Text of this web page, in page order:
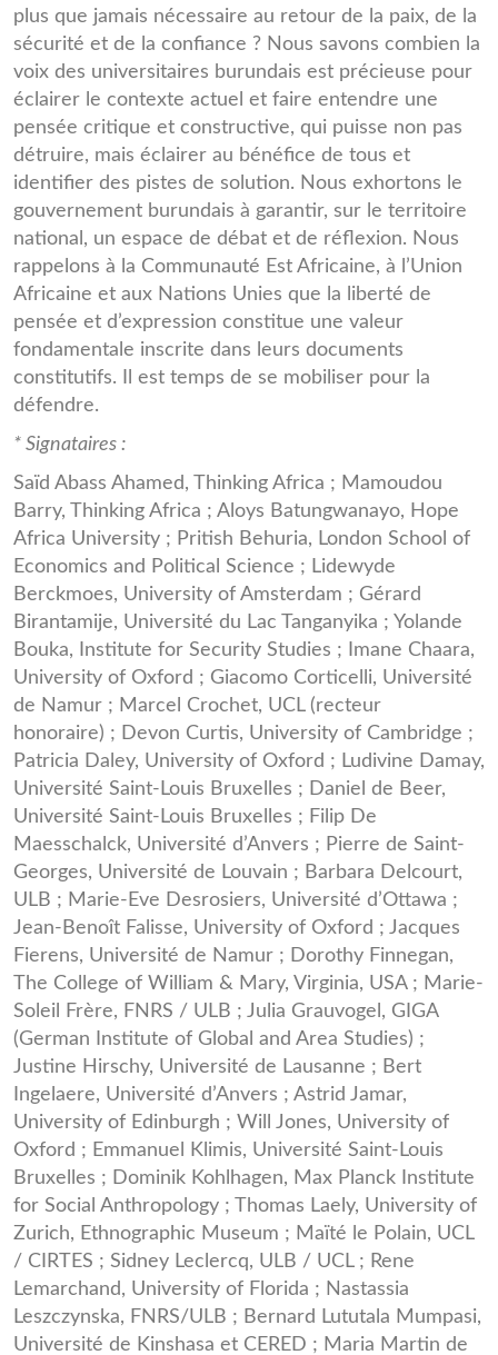
plus que jamais nécessaire au retour de la paix, de la
sécurité et de la confiance ? Nous savons combien la
voix des universitaires burundais est précieuse pour
éclairer le contexte actuel et faire entendre une
pensée critique et constructive, qui puisse non pas
détruire, mais éclairer au bénéfice de tous et
identifier des pistes de solution. Nous exhortons le
gouvernement burundais à garantir, sur le territoire
national, un espace de débat et de réflexion. Nous
rappelons à la Communauté Est Africaine, à l’Union
Africaine et aux Nations Unies que la liberté de
pensée et d’expression constitue une valeur
fondamentale inscrite dans leurs documents
constitutifs. Il est temps de se mobiliser pour la
défendre.
* Signataires :
Saïd Abass Ahamed, Thinking Africa ; Mamoudou
Barry, Thinking Africa ; Aloys Batungwanayo, Hope
Africa University ; Pritish Behuria, London School of
Economics and Political Science ; Lidewyde
Berckmoes, University of Amsterdam ; Gérard
Birantamije, Université du Lac Tanganyika ; Yolande
Bouka, Institute for Security Studies ; Imane Chaara,
University of Oxford ; Giacomo Corticelli, Université
de Namur ; Marcel Crochet, UCL (recteur
honoraire) ; Devon Curtis, University of Cambridge ;
Patricia Daley, University of Oxford ; Ludivine Damay,
Université Saint-Louis Bruxelles ; Daniel de Beer,
Université Saint-Louis Bruxelles ; Filip De
Maesschalck, Université d’Anvers ; Pierre de Saint-
Georges, Université de Louvain ; Barbara Delcourt,
ULB ; Marie-Eve Desrosiers, Université d’Ottawa ;
Jean-Benoît Falisse, University of Oxford ; Jacques
Fierens, Université de Namur ; Dorothy Finnegan,
The College of William & Mary, Virginia, USA ; Marie-
Soleil Frère, FNRS / ULB ; Julia Grauvogel, GIGA
(German Institute of Global and Area Studies) ;
Justine Hirschy, Université de Lausanne ; Bert
Ingelaere, Université d’Anvers ; Astrid Jamar,
University of Edinburgh ; Will Jones, University of
Oxford ; Emmanuel Klimis, Université Saint-Louis
Bruxelles ; Dominik Kohlhagen, Max Planck Institute
for Social Anthropology ; Thomas Laely, University of
Zurich, Ethnographic Museum ; Maïté le Polain, UCL
/ CIRTES ; Sidney Leclercq, ULB / UCL ; Rene
Lemarchand, University of Florida ; Nastassia
Leszczynska, FNRS/ULB ; Bernard Lututala Mumpasi,
Université de Kinshasa et CERED ; Maria Martin de